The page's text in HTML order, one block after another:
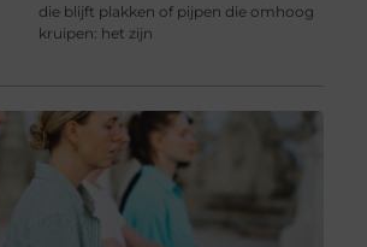
die blijft plakken of pijpen die omhoog
kruipen: het zijn